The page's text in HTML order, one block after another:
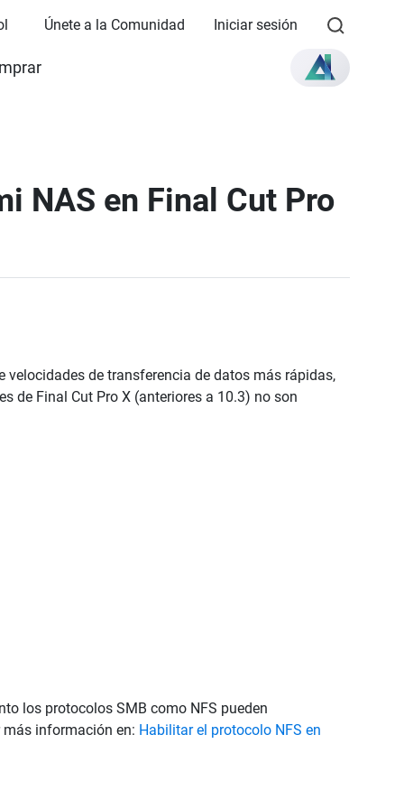
Únete a la Comunidad Iniciar sesión
NAS en Final Cut Pro
de transferencia de datos más rápidas,
de Final Cut Pro X (anteriores a 10.3) no son
los protocolos SMB como NFS pueden
más información en: Habilitar el protocolo NFS en